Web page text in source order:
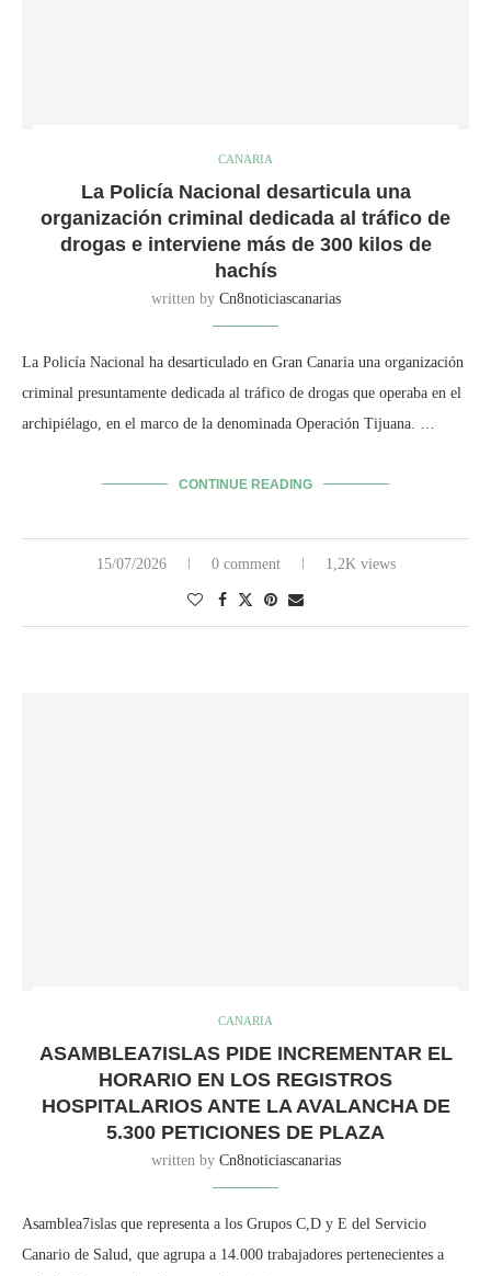
CANARIA
La Policía Nacional desarticula una
organización criminal dedicada al tráfico de
drogas e interviene más de 300 kilos de
hachís
written by Cn8noticiascanarias
La Policía Nacional ha desarticulado en Gran Canaria una organización
criminal presuntamente dedicada al tráfico de drogas que operaba en el
archipiélago, en el marco de la denominada Operación Tijuana. …
CONTINUE READING
15/07/2026 0 comment 1,2K views
CANARIA
ASAMBLEA7ISLAS PIDE INCREMENTAR EL
HORARIO EN LOS REGISTROS
HOSPITALARIOS ANTE LA AVALANCHA DE
5.300 PETICIONES DE PLAZA
written by Cn8noticiascanarias
Asamblea7islas que representa a los Grupos C,D y E del Servicio
Canario de Salud, que agrupa a 14.000 trabajadores pertenecientes a